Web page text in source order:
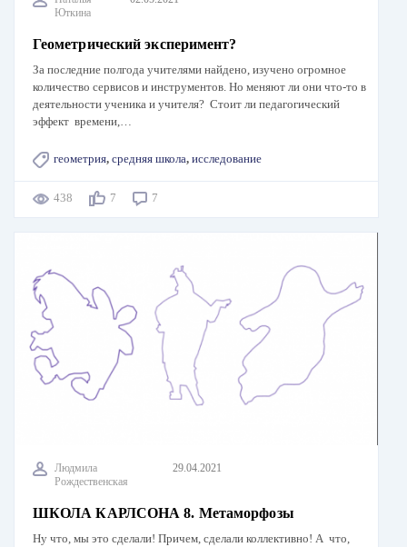
Юткина
Геометрический эксперимент?
За последние полгода учителями найдено, изучено огромное
количество сервисов и инструментов. Но меняют ли они что-то в
деятельности ученика и учителя? Стоит ли педагогический
эффект времени,…
геометрия, средняя школа, исследование
438 7 7
Людмила
Рождественская
29.04.2021
ШКОЛА КАРЛСОНА 8. Метаморфозы
Ну что, мы это сделали! Причем, сделали коллективно! A что,